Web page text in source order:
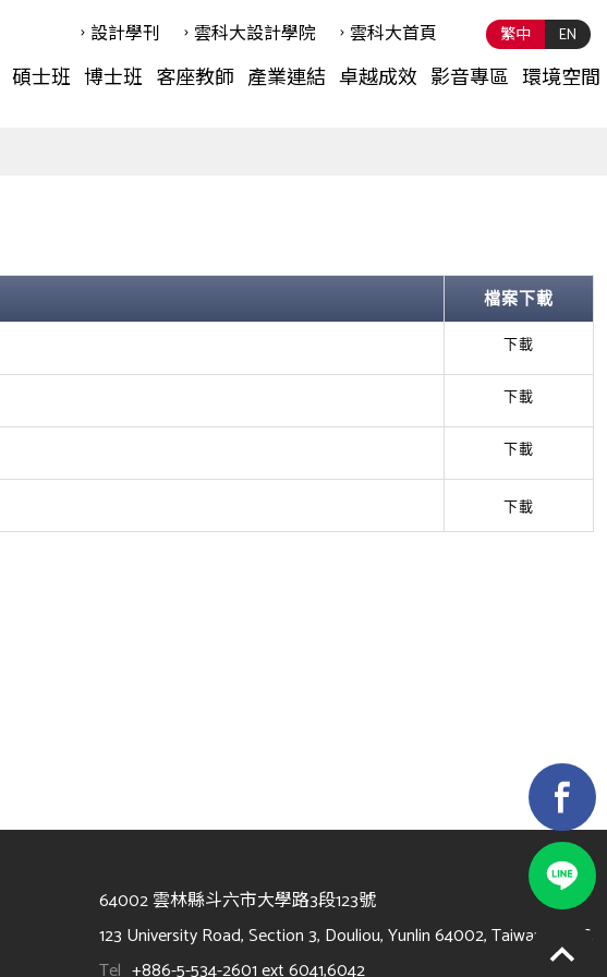
繁中 EN
碩士班 博士班 客座教師 產業連結 卓越成效 影音專區 環境空間
設計學刊 雲科⼤設計學院 雲科⼤首頁
檔案下載
下載
下載
下載
下載
64002 雲林縣斗六市大學路3段123號
123 University Road, Section 3, Douliou, Yunlin 64002, Taiwan, R.O.C.
Tel +886-5-534-2601 ext 6041,6042